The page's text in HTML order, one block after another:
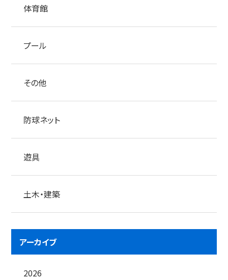
体育館
プール
その他
防球ネット
遊具
土木・建築
アーカイブ
2026